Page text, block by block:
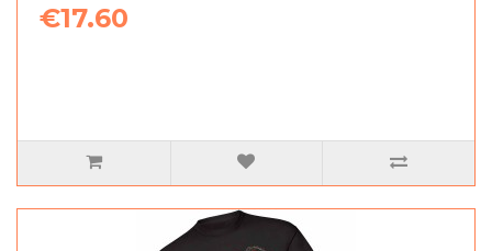
€17.60